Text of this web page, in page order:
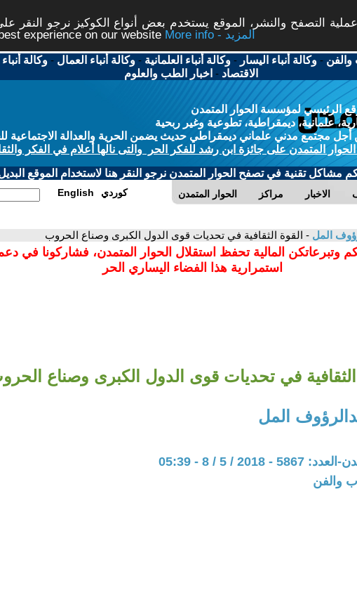
التصفح والنشر، الموقع يستخدم بعض أنواع الكوكيز نرجو النقر
experience on our website
More info - المزيد
والفن -وكالة أنباء اليسار -وكالة أنباء العلمانية -وكالة أنباء العمال -وكالة
الاقتصاد - اخبار الطب والعلوم
الرئيسي لمؤسسة الحوار المتمدن
علمانية، ديمقراطية، تطوعية وغير ربحية
مجتمع مدني علماني ديمقراطي حديث يضمن الحرية والعدالة الاجتماعية
المتمدن على جائزة ابن رشد للفكر الحر والتى نالها أعلام في الفكر
مشاكل تقنية في تصفح الحوار المتمدن نرجو النقر هنا لاستخدام الموقع
الحوار المتمدن مراكز الاخبار English كوردي
المل - القوة الثقافية في تحديات قوى الدول الكبرى وصناع الحروب
وتبرعاتكن المالية تحفظ استقلال الحوار المتمدن، فشاركونا في
استمرارية هذا الفضاء اليساري الحر
الثقافية في تحديات قوى الدول الكبرى وصناع
المل
- 2018 / 5 / 8 - 05:39
والفن